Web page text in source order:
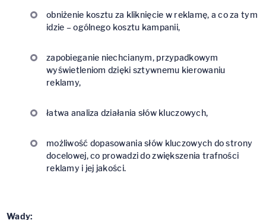
obniżenie kosztu za kliknięcie w reklamę, a co za tym
idzie – ogólnego kosztu kampanii,
zapobieganie niechcianym, przypadkowym
wyświetleniom dzięki sztywnemu kierowaniu
reklamy,
łatwa analiza działania słów kluczowych,
możliwość dopasowania słów kluczowych do strony
docelowej, co prowadzi do zwiększenia trafności
reklamy i jej jakości.
Wady: